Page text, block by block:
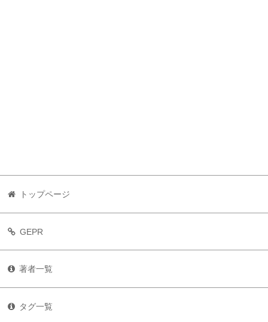
トップページ
GEPR
著者一覧
タグ一覧